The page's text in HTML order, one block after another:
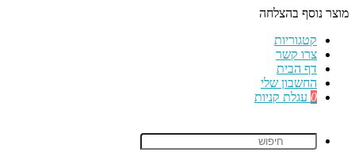
מוצר נוסף בהצלחה
קטגוריות
צרו קשר
דף הבית
החשבון שלי
0 עגלת קניות